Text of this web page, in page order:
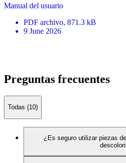
Manual del usuario
PDF archivo, 871.3 kB
9 June 2026
Preguntas frecuentes
Todas (10)
¿Es seguro utilizar piezas